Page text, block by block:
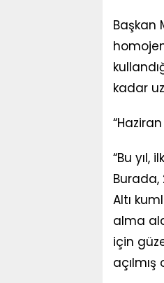
Başkan
kadar
“Bu
Altı
alma
için
açılmış